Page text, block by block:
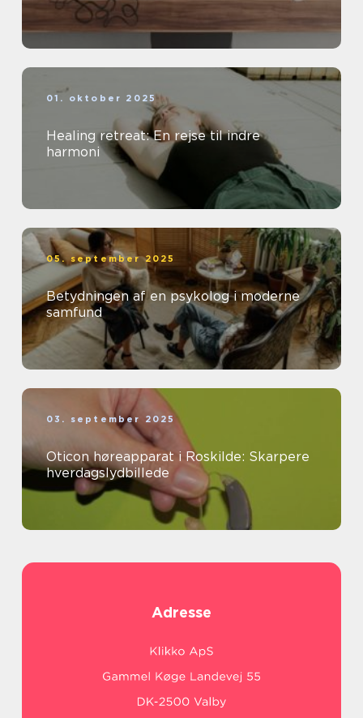
01. oktober 2025
Healing retreat: En rejse til indre
harmoni
05. september 2025
Betydningen af en psykolog i moderne
samfund
03. september 2025
Oticon høreapparat i Roskilde: Skarpere
hverdagslydbillede
Adresse